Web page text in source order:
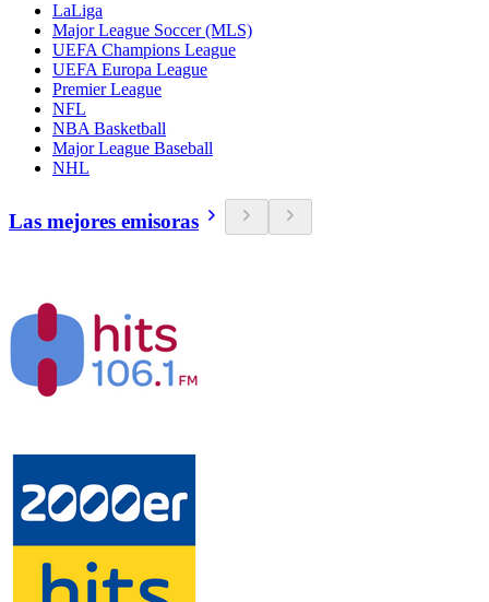
LaLiga
Major League Soccer (MLS)
UEFA Champions League
UEFA Europa League
Premier League
NFL
NBA Basketball
Major League Baseball
NHL
Las mejores emisoras